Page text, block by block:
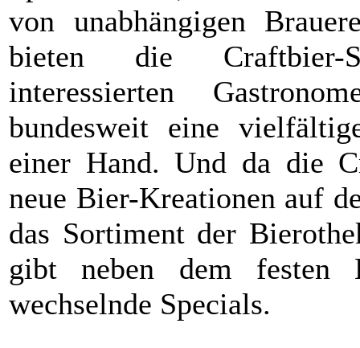
von unabhängigen
bieten die Craftbier-
interessierten
bundesweit eine
einer Hand. Und da die
neue Bier-Kreationen auf
das Sortiment der
gibt neben dem festen
wechselnde Specials.